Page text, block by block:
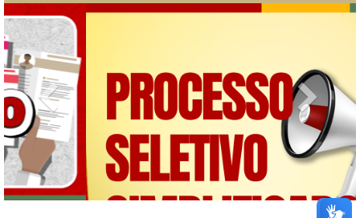
Previous Next